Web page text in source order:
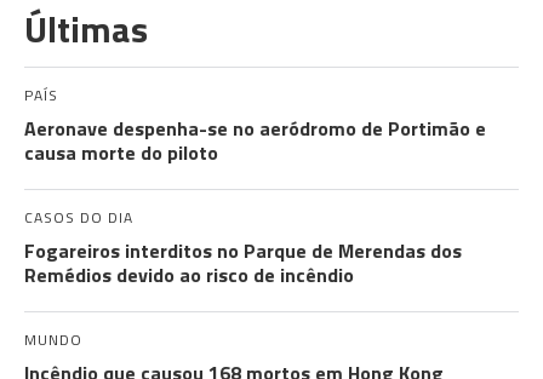
Últimas
PAÍS
Aeronave despenha-se no aeródromo de Portimão e
causa morte do piloto
CASOS DO DIA
Fogareiros interditos no Parque de Merendas dos
Remédios devido ao risco de incêndio
MUNDO
Incêndio que causou 168 mortos em Hong Kong